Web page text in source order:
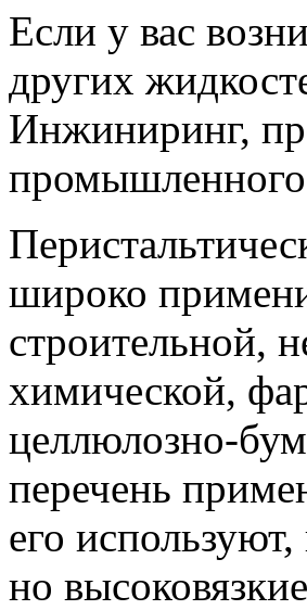
Если у вас
других
Инжиниринг,
промышленного
широко
строительной,
химической,
целлюлозно-
перечень
его
но